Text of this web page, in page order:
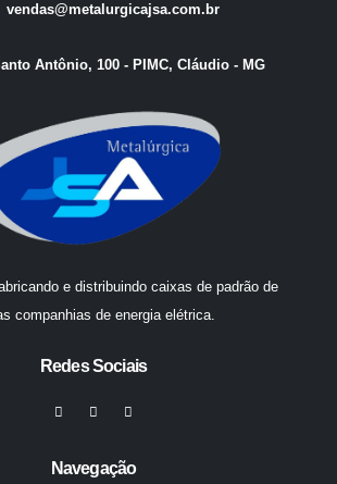
vendas@metalurgicajsa.com.br
Antônio, 100 - PIMC, Cláudio - MG
e distribuindo caixas de padrão de
companhias de energia elétrica.
Redes Sociais
Navegação